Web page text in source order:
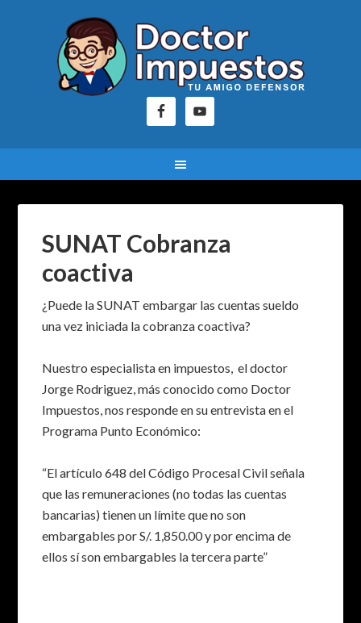
SUNAT Cobranza
coactiva
¿Puede la SUNAT embargar las cuentas sueldo
una vez iniciada la cobranza coactiva?
Nuestro especialista en impuestos, el doctor
Jorge Rodriguez, más conocido como Doctor
Impuestos, nos responde en su entrevista en el
Programa Punto Económico:
“El artículo 648 del Código Procesal Civil señala
que las remuneraciones (no todas las cuentas
bancarias) tienen un límite que no son
embargables por S/. 1,850.00 y por encima de
ellos sí son embargables la tercera parte”